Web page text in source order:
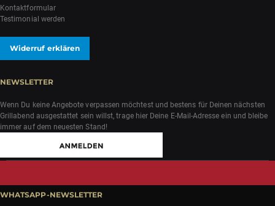
Kontaktformular
Testimonial werden
Widerruf erklären
NEWSLETTER
Wenn Du keine Angebote verpassen möchtest und bestens für Deinen nächsten
Grillabend ausgestattet sein willst, trage hier Deine E-Mail-Adresse ein und bleibe
immer auf dem neuesten Stand!
WHATSAPP-NEWSLETTER